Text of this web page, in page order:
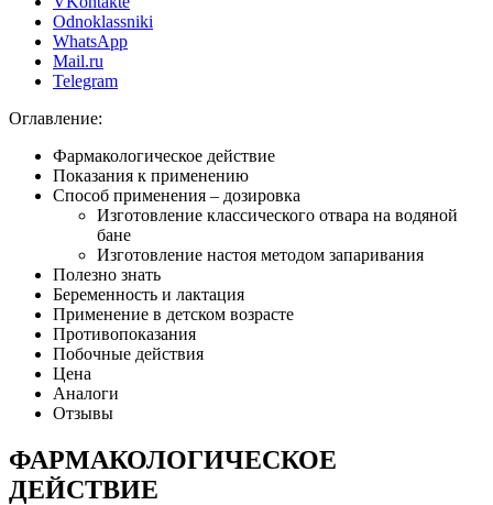
Odnoklassniki
WhatsApp
Mail.ru
Telegram
Оглавление:
Фармакологическое действие
Показания к применению
Способ применения – дозировка
Изготовление классического отвара на водяной
бане
Изготовление настоя методом запаривания
Полезно знать
Беременность и лактация
Применение в детском возрасте
Противопоказания
Побочные действия
Цена
Аналоги
Отзывы
ФАРМАКОЛОГИЧЕСКОЕ
ДЕЙСТВИЕ